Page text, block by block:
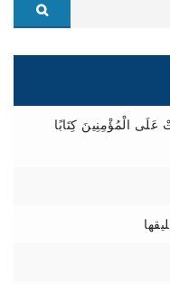
عَلَى الْمُؤْمِنِينَ كِتَابًا